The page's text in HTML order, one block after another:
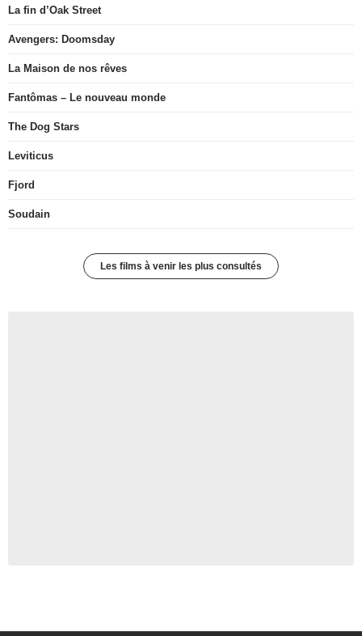
La fin d’Oak Street
Avengers: Doomsday
La Maison de nos rêves
Fantômas – Le nouveau monde
The Dog Stars
Leviticus
Fjord
Soudain
Les films à venir les plus consultés